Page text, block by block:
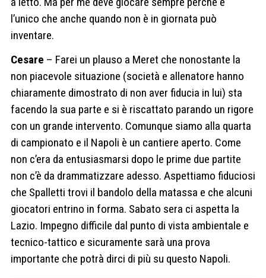
l’unico che anche quando non è in giornata può
inventare.
Cesare – Farei un plauso a Meret che nonostante la
non piacevole situazione (società e allenatore hanno
chiaramente dimostrato di non aver fiducia in lui) sta
facendo la sua parte e si è riscattato parando un rigore
con un grande intervento. Comunque siamo alla quarta
di campionato e il Napoli è un cantiere aperto. Come
non c’era da entusiasmarsi dopo le prime due partite
non c’è da drammatizzare adesso. Aspettiamo fiduciosi
che Spalletti trovi il bandolo della matassa e che alcuni
giocatori entrino in forma. Sabato sera ci aspetta la
Lazio. Impegno difficile dal punto di vista ambientale e
tecnico-tattico e sicuramente sarà una prova
importante che potrà dirci di più su questo Napoli.